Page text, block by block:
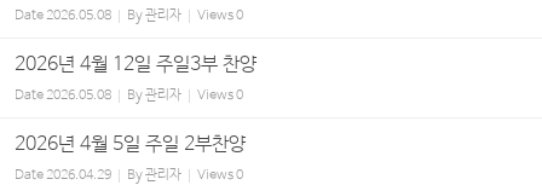
Date2026.05.08 By관리자 Views0
2026년 4월 12일 주일3부 찬양
Date2026.05.08 By관리자 Views0
2026년 4월 5일 주일 2부찬양
Date2026.04.29 By관리자 Views0